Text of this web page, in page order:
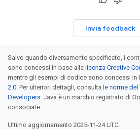
Invia feedback
Salvo quando diversamente specificato, i
sono concessi in base alla licenza Creative
mentre gli esempi di codice sono concessi in
2.0. Per ulteriori dettagli, consulta le norme
Developers. Java è un marchio registrato di
consociate.
Ultimo aggiornamento 2025-11-24 UTC.